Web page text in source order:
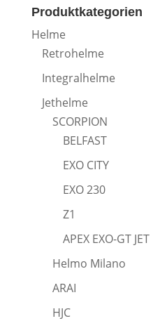
Produktkategorien
Helme
Retrohelme
Integralhelme
Jethelme
SCORPION
BELFAST
EXO CITY
EXO 230
Z1
APEX EXO-GT JET
Helmo Milano
ARAI
HJC